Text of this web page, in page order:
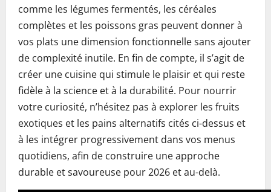
comme les légumes fermentés, les céréales
complètes et les poissons gras peuvent donner à
vos plats une dimension fonctionnelle sans ajouter
de complexité inutile. En fin de compte, il s’agit de
créer une cuisine qui stimule le plaisir et qui reste
fidèle à la science et à la durabilité. Pour nourrir
votre curiosité, n’hésitez pas à explorer les fruits
exotiques et les pains alternatifs cités ci-dessus et
à les intégrer progressivement dans vos menus
quotidiens, afin de construire une approche
durable et savoureuse pour 2026 et au-delà.